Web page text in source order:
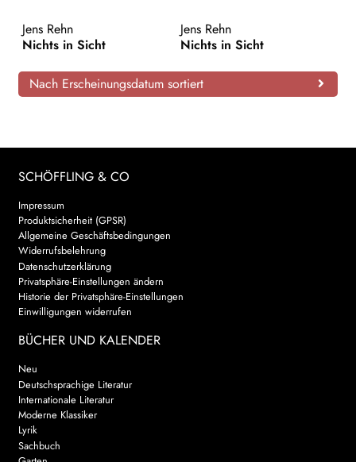
AKTUELLES
WEITERE VERLAGE
Search:
Jens Rehn
Nichts in Sicht
Jens Rehn
Nichts in Sicht
Nach Erscheinungsdatum sortiert
SCHÖFFLING & CO
Impressum
Produktsicherheit (GPSR)
Allgemeine Geschäftsbedingungen
Widerrufsbelehrung
Datenschutzerklärung
Privatsphäre-Einstellungen ändern
Historie der Privatsphäre-Einstellungen
Einwilligungen widerrufen
BÜCHER UND KALENDER
Neu
Deutschsprachige Literatur
Internationale Literatur
Moderne Klassiker
Lyrik
Sachbuch